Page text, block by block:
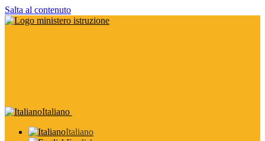
Salta al contenuto
Italiano
Italiano